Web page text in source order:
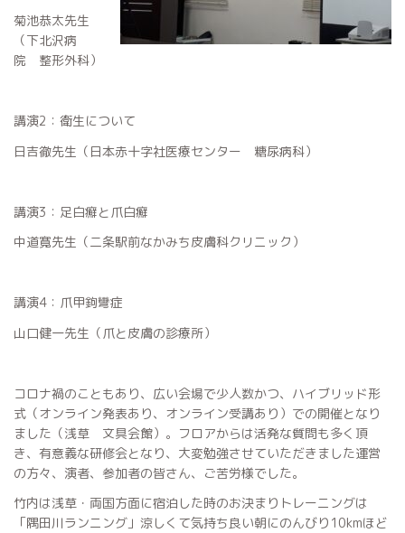
菊池恭太先生
（下北沢病
院 整形外科）
講演2：衛生について
日吉徹先生（日本赤十字社医療センター 糖尿病科）
講演3：足白癬と爪白癬
中道寛先生（二条駅前なかみち皮膚科クリニック）
講演4：爪甲鉤彎症
山口健一先生（爪と皮膚の診療所）
コロナ禍のこともあり、広い会場で少人数かつ、ハイブリッド形
式（オンライン発表あり、オンライン受講あり）での開催となり
ました（浅草 文具会館）。フロアからは活発な質問も多く頂
き、有意義な研修会となり、大変勉強させていただきました運営
の方々、演者、参加者の皆さん、ご苦労様でした。
竹内は浅草・両国方面に宿泊した時のお決まりトレーニングは
「隅田川ランニング」涼しくて気持ち良い朝にのんびり10kmほど